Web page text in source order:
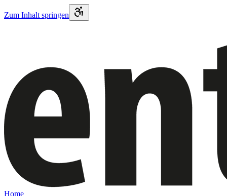
Zum Inhalt springen
Home